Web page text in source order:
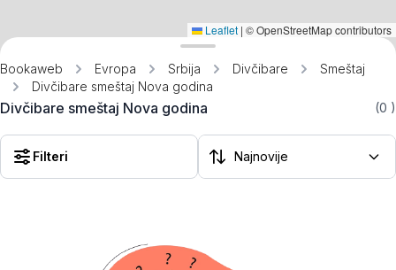
Bookaweb Evropa Srbija Divčibare
Smeštaj
Divčibare smeštaj Nova godina
Divčibare smeštaj Nova godina (0 )
Filteri
Leaflet | © OpenStreetMap contributors